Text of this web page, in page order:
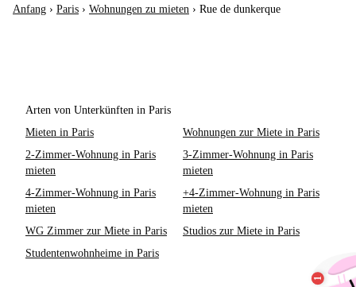
Anfang › Paris › Wohnungen zu mieten › Rue de dunkerque
Arten von Unterkünften in Paris
Mieten in Paris
Wohnungen zur Miete in Paris
2-Zimmer-Wohnung in Paris
mieten
3-Zimmer-Wohnung in Paris
mieten
4-Zimmer-Wohnung in Paris
mieten
+4-Zimmer-Wohnung in Paris
mieten
WG Zimmer zur Miete in Paris
Studios zur Miete in Paris
Studentenwohnheime in Paris